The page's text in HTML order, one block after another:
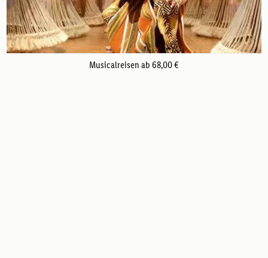
Musicalreisen ab 68,00 €